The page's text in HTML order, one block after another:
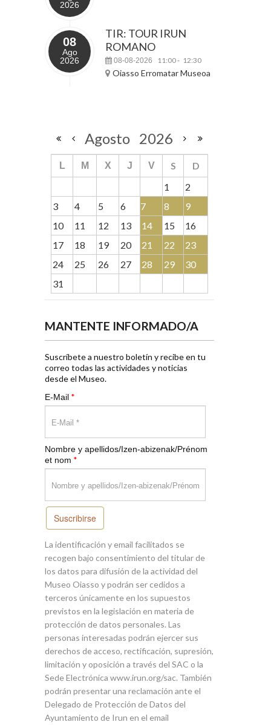
2026
08
Ago
2026
TIR: TOUR IRUN
ROMANO
08-08-2026 11:00- 12:30
Oiasso Erromatar Museoa
Agosto 2026
L M X J V S
D
1
2
3
4 5 6 7 8
9
10
11 12 13 14 15
16
17
18 19 20 21 22
23
24
25 26 27 28 29
30
31
MANTENTE INFORMADO/A
Suscríbete a nuestro boletín y recibe en tu
correo todas las actividades y noticias
desde el Museo.
E-Mail *
Nombre y apellidos/Izen-abizenak/Prénom
et nom *
Suscribirse
La identificación y email facilitados se
recogen bajo consentimiento del titular de
los datos para difusión de la actividad del
Museo Oiasso y podrán ser cedidos a
terceros únicamente en los supuestos
previstos en la legislación en materia de
protección de datos personales. Las
personas interesadas podrán ejercer sus
derechos de acceso, rectificación, supresión,
limitación y oposición a través del SAC o la
Sede Electrónica www.irun.org/sac. También
podrán presentar una reclamación ante el
Delegado de Protección de Datos del
Ayuntamiento de Irun en el email